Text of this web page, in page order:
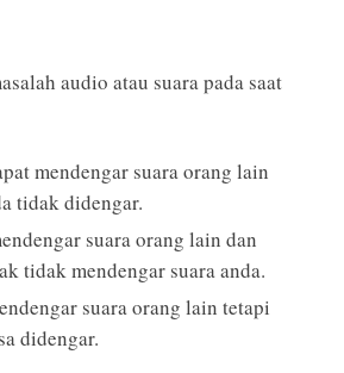
audio atau suara pada saat
mendengar suara orang lain
tidak didengar.
suara orang lain dan
tidak mendengar suara anda.
suara orang lain tetapi
didengar.